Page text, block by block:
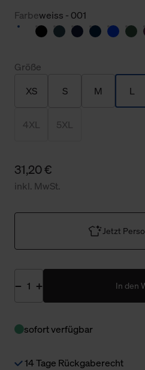
Farbeweiss - 001
Größe
XS S M L
4XL 5XL
31,20 €
inkl. MwSt.
Jetzt
In den
sofort verfügbar
14 Tage Rückgaberecht